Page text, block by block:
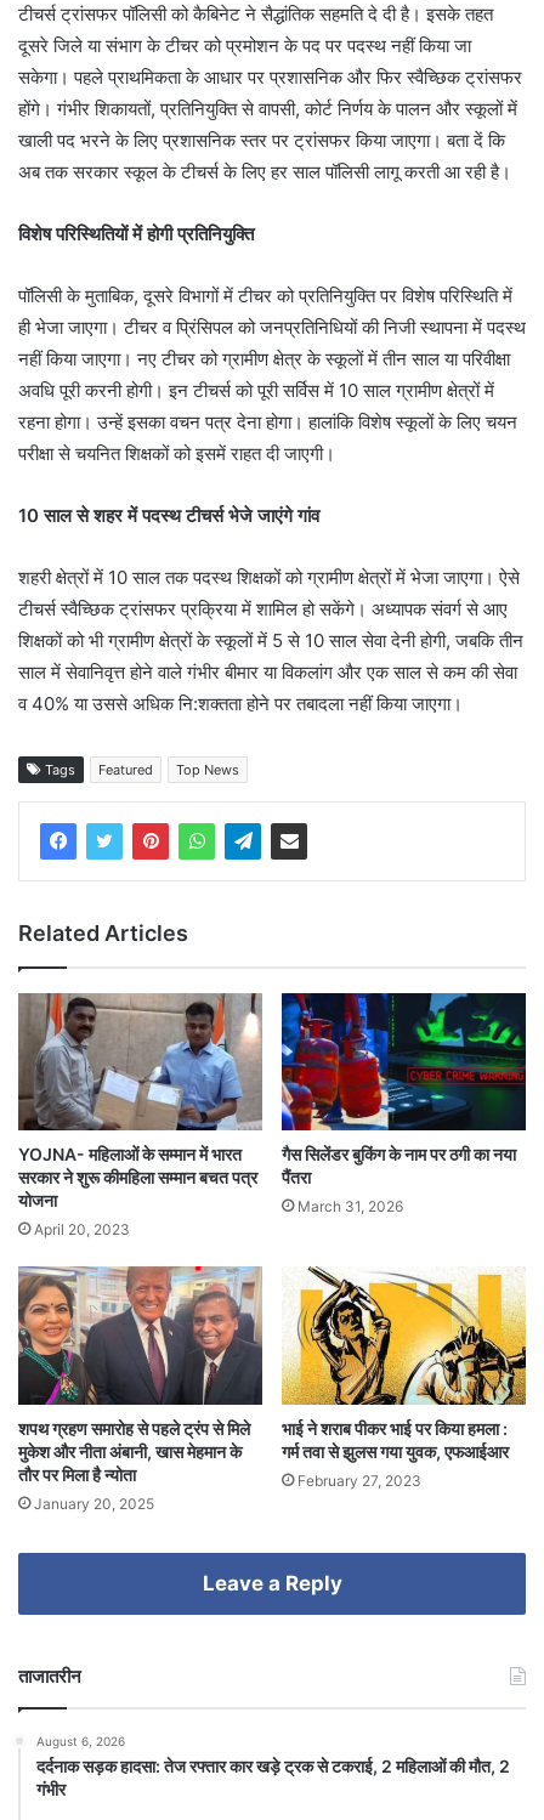
टीचर्स ट्रांसफर पॉलिसी को कैबिनेट ने सैद्धांतिक सहमति दे दी है। इसके तहत
दूसरे जिले या संभाग के टीचर को प्रमोशन के पद पर पदस्थ नहीं किया जा
सकेगा। पहले प्राथमिकता के आधार पर प्रशासनिक और फिर स्वैच्छिक ट्रांसफर
होंगे। गंभीर शिकायतों, प्रतिनियुक्ति से वापसी, कोर्ट निर्णय के पालन और स्कूलों में
खाली पद भरने के लिए प्रशासनिक स्तर पर ट्रांसफर किया जाएगा। बता दें कि
अब तक सरकार स्कूल के टीचर्स के लिए हर साल पॉलिसी लागू करती आ रही है।
विशेष परिस्थितियों में होगी प्रतिनियुक्ति
पॉलिसी के मुताबिक, दूसरे विभागों में टीचर को प्रतिनियुक्ति पर विशेष परिस्थिति में
ही भेजा जाएगा। टीचर व प्रिंसिपल को जनप्रतिनिधियों की निजी स्थापना में पदस्थ
नहीं किया जाएगा। नए टीचर को ग्रामीण क्षेत्र के स्कूलों में तीन साल या परिवीक्षा
अवधि पूरी करनी होगी। इन टीचर्स को पूरी सर्विस में 10 साल ग्रामीण क्षेत्रों में
रहना होगा। उन्हें इसका वचन पत्र देना होगा। हालांकि विशेष स्कूलों के लिए चयन
परीक्षा से चयनित शिक्षकों को इसमें राहत दी जाएगी।
10 साल से शहर में पदस्थ टीचर्स भेजे जाएंगे गांव
शहरी क्षेत्रों में 10 साल तक पदस्थ शिक्षकों को ग्रामीण क्षेत्रों में भेजा जाएगा। ऐसे
टीचर्स स्वैच्छिक ट्रांसफर प्रक्रिया में शामिल हो सकेंगे। अध्यापक संवर्ग से आए
शिक्षकों को भी ग्रामीण क्षेत्रों के स्कूलों में 5 से 10 साल सेवा देनी होगी, जबकि तीन
साल में सेवानिवृत्त होने वाले गंभीर बीमार या विकलांग और एक साल से कम की सेवा
व 40% या उससे अधिक नि:शक्तता होने पर तबादला नहीं किया जाएगा।
Tags Featured Top News
Related Articles
YOJNA- महिलाओं के सम्मान में भारत
सरकार ने शुरू कीमहिला सम्मान बचत पत्र
योजना
April 20, 2023
​गैस सिलेंडर बुकिंग के नाम पर ठगी का नया
पैंतरा
March 31, 2026
शपथ ग्रहण समारोह से पहले ट्रंप से मिले
मुकेश और नीता अंबानी, खास मेहमान के
तौर पर मिला है न्योता
January 20, 2025
भाई ने शराब पीकर भाई पर किया हमला :
गर्म तवा से झुलस गया युवक, एफआईआर
February 27, 2023
Leave a Reply
ताजातरीन
August 6, 2026
दर्दनाक सड़क हादसा: तेज रफ्तार कार खड़े ट्रक से टकराई, 2 महिलाओं की मौत, 2
गंभीर